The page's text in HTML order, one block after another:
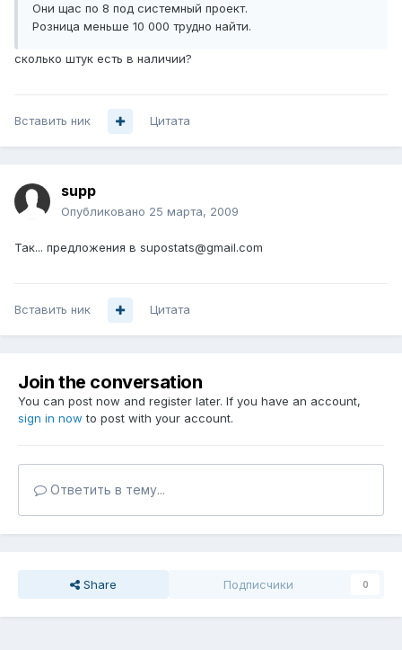
Они щас по 8 под системный проект.
Розница меньше 10 000 трудно найти.
сколько штук есть в наличии?
Вставить ник Цитата
supp
Опубликовано 25 марта, 2009
Так... предложения в supostats@gmail.com
Вставить ник Цитата
Join the conversation
You can post now and register later. If you have an account,
sign in now to post with your account.
Ответить в тему...
Share Подписчики 0